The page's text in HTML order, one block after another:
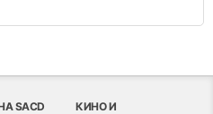
SACD
КИНО И